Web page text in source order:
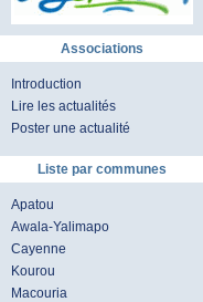
Associations
Introduction
Lire les actualités
Poster une actualité
Liste par communes
Apatou
Awala-Yalimapo
Cayenne
Kourou
Macouria